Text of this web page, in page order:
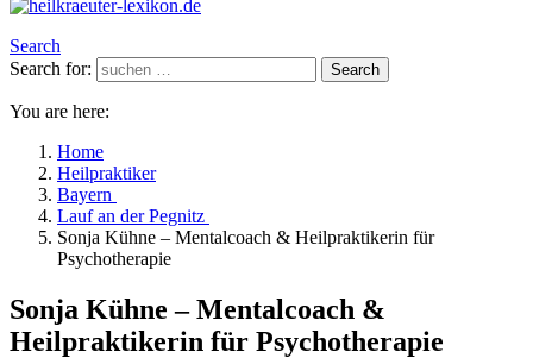
Search
Search for:
Search
You are here:
Home
Heilpraktiker
Bayern
Lauf an der Pegnitz
Sonja Kühne – Mentalcoach & Heilpraktikerin für
Psychotherapie
Sonja Kühne – Mentalcoach &
Heilpraktikerin für Psychotherapie